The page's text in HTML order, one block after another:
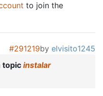
to join the
#291219by elvisito1245
topic instalar